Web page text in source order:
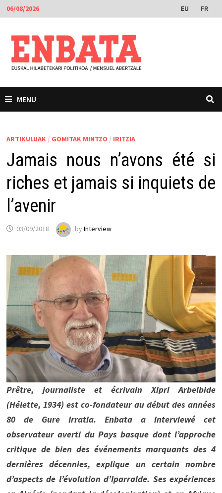
Skip
to
content
06/08/2026 EU FR
MENU
ARTIKULUAK / GOMITAK MINTZO / IRITZIA
Jamais nous n’avons été si
riches et jamais si inquiets de
l’avenir
03/09/2018 by Interview
Prêtre, journaliste et écrivain Xipri Arbelbide
(Hélette, 1934) est co-fondateur au début des années
80 de Gure Irratia. Enbata a interviewé cet
observateur averti du Pays basque dont l’approche
critique de bien des événements marquants des 4
dernières décennies, explique un certain nombre
d’aspects de l’évolution d’Iparralde. Ses expériences